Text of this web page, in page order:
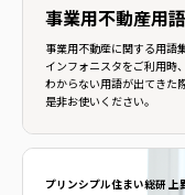
事業用不動産用
事業用不動産に関する用語集
インフォニスタをご利用時、
わからない用語が出てきた
是非お使いください。
プリンシプル住まい総研 上